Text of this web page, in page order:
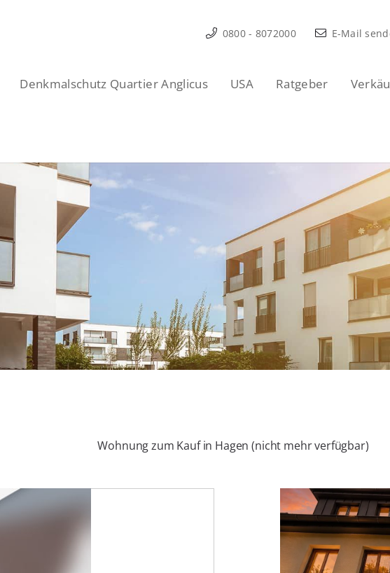
0800 - 8072000 E-Mail
Denkmalschutz Quartier Anglicus USA Ratgeber
Wohnung zum Kauf in Hagen (nicht mehr verfügbar)